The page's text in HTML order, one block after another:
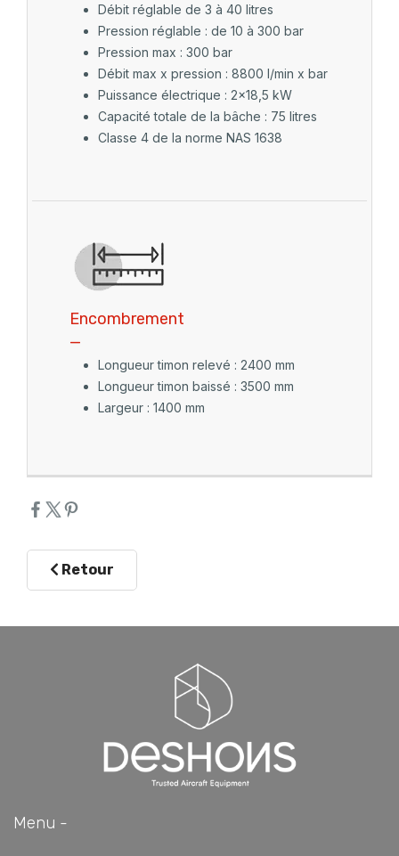
Débit réglable de 3 à 40 litres
Pression réglable : de 10 à 300 bar
Pression max : 300 bar
Débit max x pression : 8800 l/min x bar
Puissance électrique : 2x18,5 kW
Capacité totale de la bâche : 75 litres
Classe 4 de la norme NAS 1638
Encombrement
_
Longueur timon relevé : 2400 mm
Longueur timon baissé : 3500 mm
Largeur : 1400 mm
Retour
Menu -